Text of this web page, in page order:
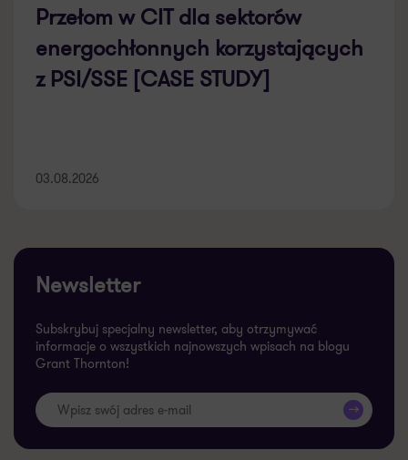
Przełom w CIT dla sektorów
energochłonnych korzystających
z PSI/SSE [CASE STUDY]
03.08.2026
Newsletter
Subskrybuj specjalny newsletter, aby otrzymywać
informacje o wszystkich najnowszych wpisach na blogu
Grant Thornton!
>>